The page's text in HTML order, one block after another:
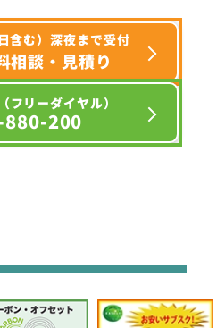
含む）深夜まで受付
相談・見積り
フリーダイヤル）
200